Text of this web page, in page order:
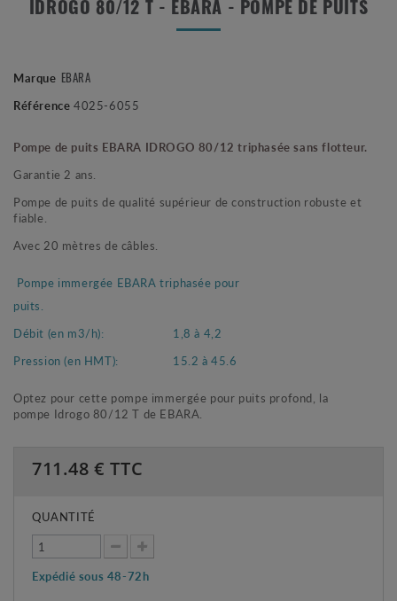
IDROGO 80/12 T - EBARA - POMPE DE PUITS
Marque EBARA
Référence 4025-6055
Pompe de puits EBARA IDROGO 80/12 triphasée sans flotteur.
Garantie 2 ans.
Pompe de puits de qualité supérieur de construction robuste et
fiable.
Avec 20 mètres de câbles.
Pompe immergée EBARA triphasée pour
puits.
Débit (en m3/h):
1,8 à 4,2
Pression (en HMT):
15.2 à 45.6
Optez pour cette pompe immergée pour puits profond, la
pompe Idrogo 80/12 T de EBARA.
711.48 € TTC
QUANTITÉ
Expédié sous 48-72h